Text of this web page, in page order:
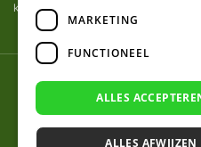
kopen.
© 2026
MARKETING
FUNCTIONEEL
ALLES
ALLES AFWIJZEN